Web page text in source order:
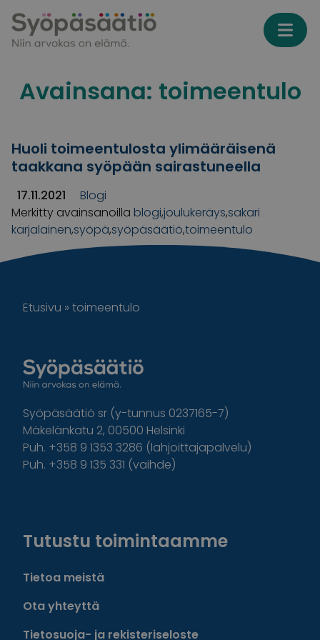
Avainsana: toimeentulo
Huoli toimeentulosta ylimääräisenä
taakkana syöpään sairastuneella
17.11.2021
Blogi
Merkitty avainsanoilla blogi,joulukeräys,sakari
karjalainen,syöpä,syöpäsäätiö,toimeentulo
Etusivu » toimeentulo
Syöpäsäätiö sr (y-tunnus 0237165-7)
Mäkelänkatu 2, 00500 Helsinki
Puh. +358 9 1353 3286 (lahjoittajapalvelu)
Puh. +358 9 135 331 (vaihde)
Tutustu toimintaamme
Tietoa meistä
Ota yhteyttä
Tietosuoja- ja rekisteriseloste